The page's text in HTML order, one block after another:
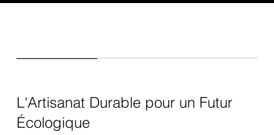
L'Artisanat Durable pour un Futur
Écologique